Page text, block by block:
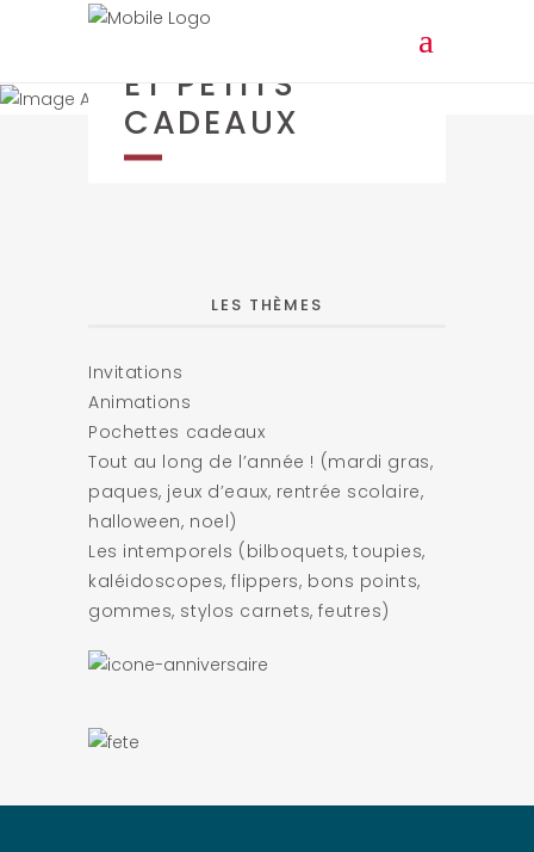
ET PETITS
CADEAUX
LES THÈMES
Invitations
Animations
Pochettes cadeaux
Tout au long de l’année ! (mardi gras,
paques, jeux d’eaux, rentrée scolaire,
halloween, noel)
Les intemporels (bilboquets, toupies,
kaléidoscopes, flippers, bons points,
gommes, stylos carnets, feutres)